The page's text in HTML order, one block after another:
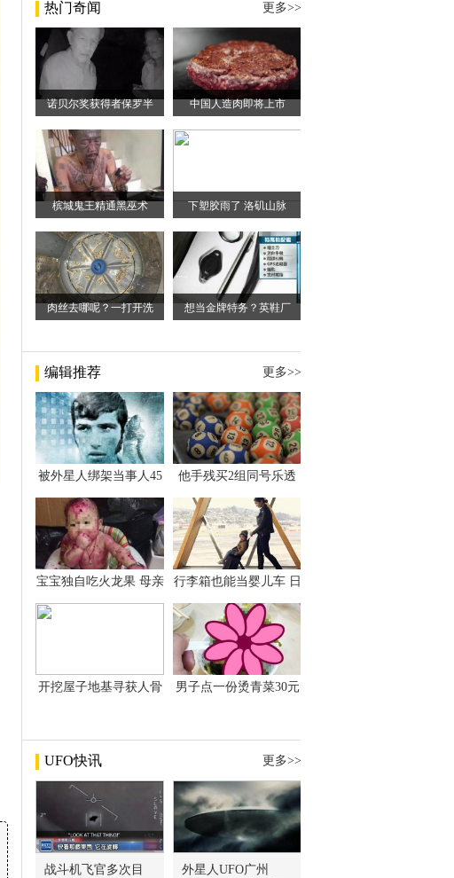
热门奇闻 更多>>
诺贝尔奖获得者保罗半 中国人造肉即将上市
槟城鬼王精通黑巫术 下塑胶雨了 洛矶山脉
肉丝去哪呢？一打开洗 想当金牌特务？英鞋厂
编辑推荐 更多>>
被外星人绑架当事人45
斯卡古拉事件
他手残买2组同号乐透
万
宝宝独自吃火龙果 母亲
行李箱也能当婴儿车 日
开挖屋子地基寻获人骨
男子点一份烫青菜30元
UFO快讯 更多>>
战斗机飞官多次目
外星人UFO广州